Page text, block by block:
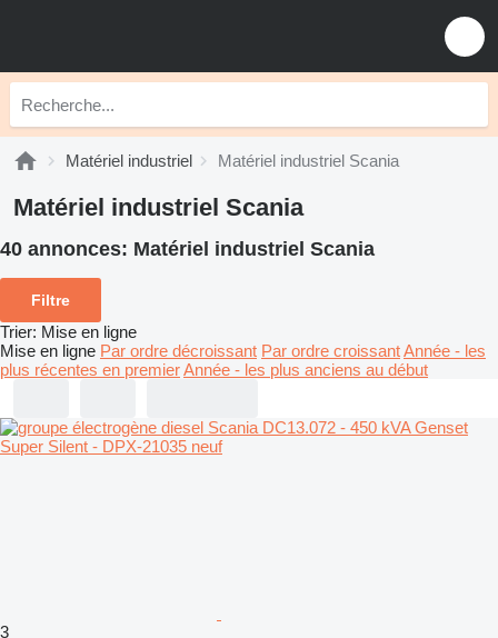
Matériel industriel Matériel industriel Scania
Matériel industriel Scania
40 annonces: Matériel industriel Scania
Filtre
Trier: Mise en ligne
Mise en ligne Par ordre décroissant Par ordre croissantAnnée - les
plus récentes en premierAnnée - les plus anciens au début
3